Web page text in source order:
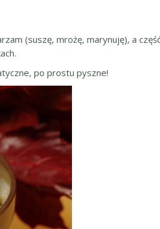
(suszę, mrożę, marynuję), a
po prostu pyszne!